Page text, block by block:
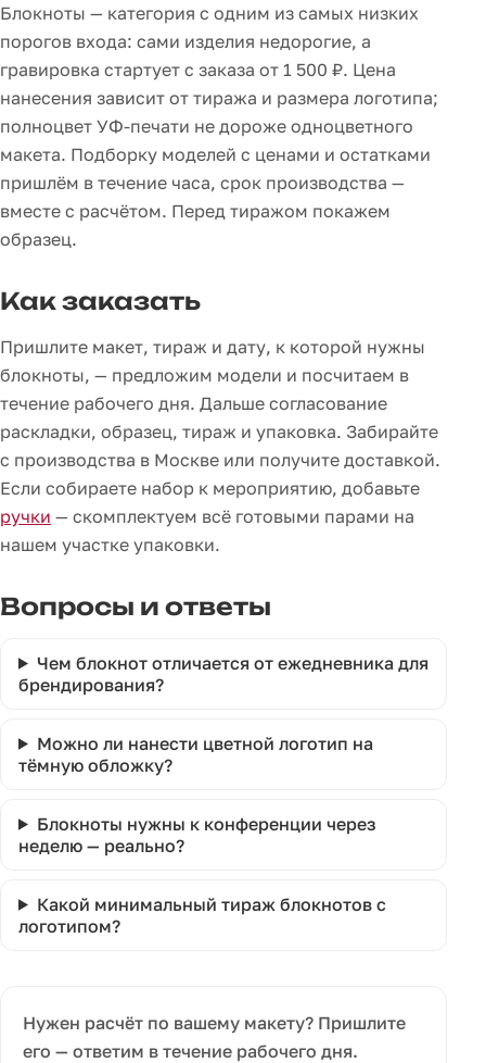
Блокноты — категория с одним из самых низких
порогов входа: сами изделия недорогие, а
гравировка стартует с заказа от 1 500 ₽. Цена
нанесения зависит от тиража и размера логотипа;
полноцвет УФ-печати не дороже одноцветного
макета. Подборку моделей с ценами и остатками
пришлём в течение часа, срок производства —
вместе с расчётом. Перед тиражом покажем
образец.
Как заказать
Пришлите макет, тираж и дату, к которой нужны
блокноты, — предложим модели и посчитаем в
течение рабочего дня. Дальше согласование
раскладки, образец, тираж и упаковка. Забирайте
с производства в Москве или получите доставкой.
Если собираете набор к мероприятию, добавьте
ручки — скомплектуем всё готовыми парами на
нашем участке упаковки.
Вопросы и ответы
Чем блокнот отличается от ежедневника для
брендирования?
Можно ли нанести цветной логотип на
тёмную обложку?
Блокноты нужны к конференции через
неделю — реально?
Какой минимальный тираж блокнотов с
логотипом?
Нужен расчёт по вашему макету? Пришлите
его — ответим в течение рабочего дня.